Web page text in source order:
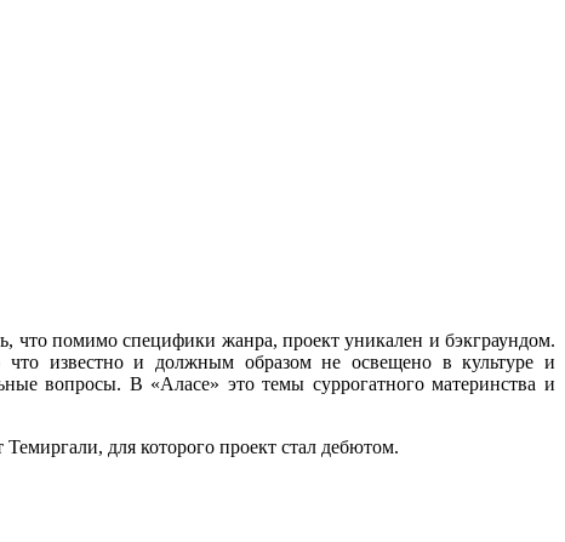
что помимо специфики жанра, проект уникален и бэкграундом.
что известно и должным образом не освещено в культуре и
вопросы. В «Аласе» это темы суррогатного материнства и
для которого проект стал дебютом.